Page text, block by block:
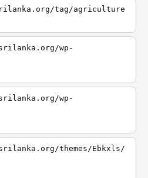
tag/agriculture
wp-
wp-
themes/Ebkxls/